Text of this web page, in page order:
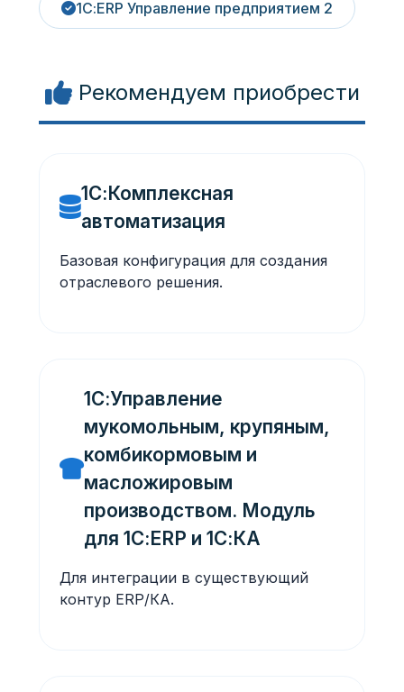
1С:ERP Управление предприятием 2
Рекомендуем приобрести
1С:Комплексная
автоматизация
Базовая конфигурация для создания
отраслевого решения.
1С:Управление
мукомольным, крупяным,
комбикормовым и
масложировым
производством. Модуль
для 1С:ERP и 1С:КА
Для интеграции в существующий
контур ERP/КА.